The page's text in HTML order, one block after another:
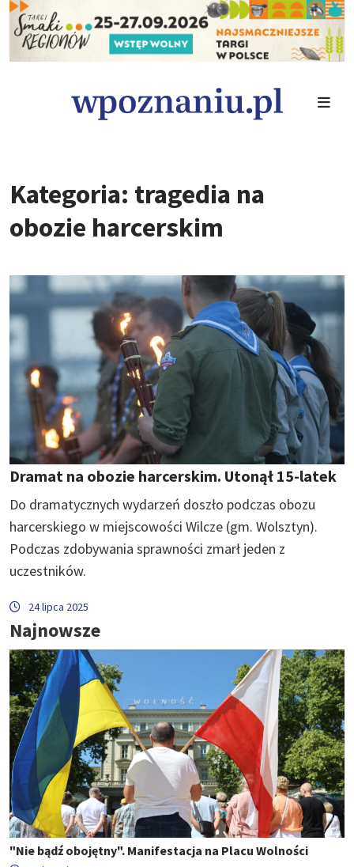
Kategoria: tragedia na
obozie harcerskim
Dramat na obozie harcerskim. Utonął 15-latek
Do dramatycznych wydarzeń doszło podczas obozu
harcerskiego w miejscowości Wilcze (gm. Wolsztyn).
Podczas zdobywania sprawności zmarł jeden z
uczestników.
24 lipca 2025
Najnowsze
"Nie bądź obojętny". Manifestacja na Placu Wolności